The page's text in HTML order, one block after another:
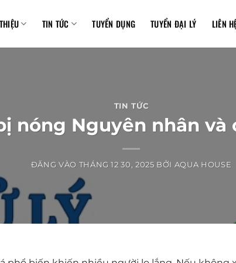
TIN TỨC TUYỂN DỤNG TUYỂN ĐẠI LÝ LIÊN
TIN TỨC
nóng Nguyên nhân và
ĐĂNG VÀO THÁNG 12 30, 2025 BỞI AQUA HOUSE